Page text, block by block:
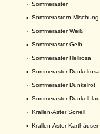
› Sommeraster
› Sommerastern-Mischung
› Sommeraster Weiß
› Sommeraster Gelb
› Sommeraster Hellrosa
› Sommeraster Dunkelrosa
› Sommeraster Dunkelrot
› Sommeraster Dunkelblau
› Krallen-Aster Sorrell
› Krallen-Aster Karthäuser